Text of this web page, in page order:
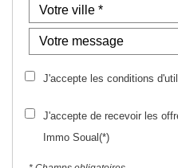
J'accepte les conditions
J'accepte de recevoir les
Immo Soual(*)